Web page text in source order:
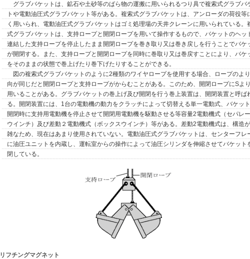
グラブバケットは、鉱石や土砂等のばら物の運搬に用いられるつり具で複索式グラブバ
トや電動油圧式グラブバケット等がある。複索式グラブバケットは、アンローダの荷役等
く用いられ、電動油圧式グラブバケットはゴミ処理場の天井クレーンに用いられている。
式グラブバケットは、支持ロープと開閉ロープを用いて操作するもので、バケットのヘッ
連結した支持ロープを停止したまま開閉ロープを巻き取り又は巻き戻しを行うことでバケ
が開閉する。また、支持ロープと開閉ロープを同時に巻取り又は巻戻すことにより、バケ
をそのままの状態で巻上げたり巻下げたりすることができる。
図の複索式グラブバケットのように2種類のワイヤロープを使用する場合、ロープのよ
向が同じだと開閉ロープと支持ロープがからむことがある。このため、開閉ロープにSよ
用いることがある。グラブバケットの巻上げ及び開閉を行う巻上装置は、開閉装置と呼ば
る。開閉装置には、1台の電動機の動力をクラッチによって切替える単一電動式、バケッ
開閉時に支持用電動機を停止させて開閉用電動機を駆動させる等容量2電動機式（セパレ
ウインチ）及び差動２電動機式（ボックスウインチ）等がある。差動2電動機式は、構造
雑なため、現在はあまり使用されていない。電動油圧式グラブバケットは、センターフレ
に油圧ユニットを内蔵し、運転室からの操作によって油圧シリンダを伸縮させてバケット
閉している。
リフチングマグネット